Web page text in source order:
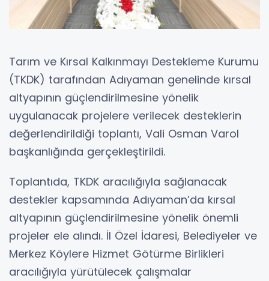
Tarım ve Kırsal Kalkınmayı Destekleme Kurumu
(TKDK) tarafından Adıyaman genelinde kırsal
altyapının güçlendirilmesine yönelik
uygulanacak projelere verilecek desteklerin
değerlendirildiği toplantı, Vali Osman Varol
başkanlığında gerçekleştirildi.
Toplantıda, TKDK aracılığıyla sağlanacak
destekler kapsamında Adıyaman’da kırsal
altyapının güçlendirilmesine yönelik önemli
projeler ele alındı. İl Özel İdaresi, Belediyeler ve
Merkez Köylere Hizmet Götürme Birlikleri
aracılığıyla yürütülecek çalışmalar